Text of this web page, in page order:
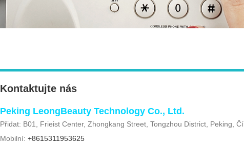
Kontaktujte nás
Peking LeongBeauty Technology Co., Ltd.
Přidat: B01, Frieist Center, Zhongkang Street, Tongzhou District, Peking,
Mobilní: +8615311953625